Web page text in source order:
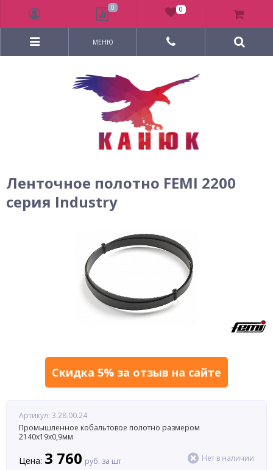
МЕНЮ
Ленточное полотно FEMI 2200
серия Industry
Скидка 5% за отзыв на сайте
Артикул: 3.28.00.24
Промышленное кобальтовое полотно размером
2140x19x0,9мм
Цена: 3 760 руб. за шт Нет в наличии
0 0